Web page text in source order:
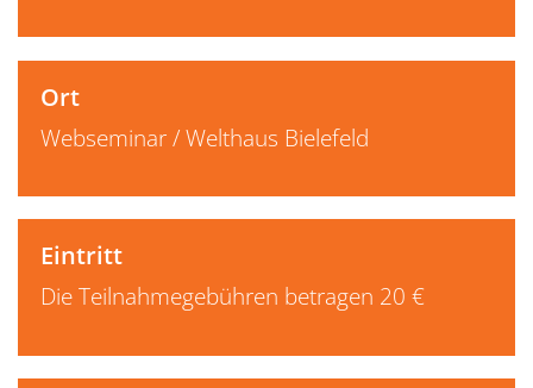
Ort
Webseminar / Welthaus Bielefeld
Eintritt
Die Teilnahmegebühren betragen 20 €